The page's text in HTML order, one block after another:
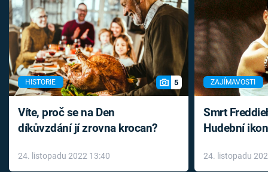
HISTORIE 5
Víte, proč se na Den
díkůvzdání jí zrovna krocan?
24. listopadu 2022 13:40
ZAJÍMAVOSTI
Smrt
Hudební
léky
24. listopadu